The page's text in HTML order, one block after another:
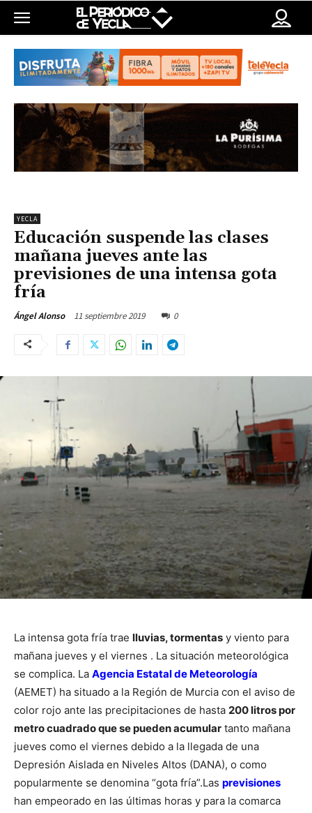
YECLA
Educación suspende las clases
mañana jueves ante las
previsiones de una intensa gota
fría
Ángel Alonso 11 septiembre 2019 0
La intensa gota fría trae lluvias, tormentas y viento para
mañana jueves y el viernes . La situación meteorológica
se complica. La Agencia Estatal de Meteorología
(AEMET) ha situado a la Región de Murcia con el aviso de
color rojo ante las precipitaciones de hasta 200 litros por
metro cuadrado que se pueden acumular tanto mañana
jueves como el viernes debido a la llegada de una
Depresión Aislada en Niveles Altos (DANA), o como
popularmente se denomina “gota fría”.Las previsiones
han empeorado en las últimas horas y para la comarca